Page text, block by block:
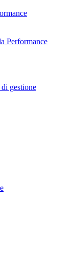
Performance
gestione